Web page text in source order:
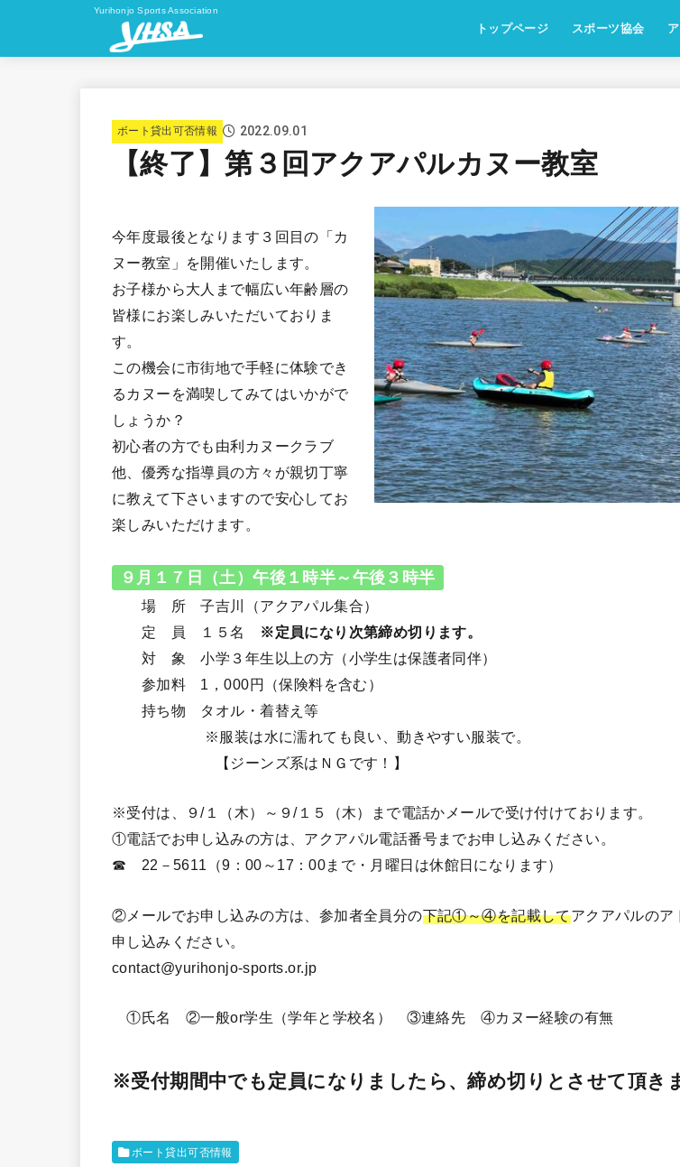
Yurihonjo Sports Association
トップページ スポーツ協会
ボート貸出可否情報 2022.09.01
【終了】第３回アクアパルカヌー教室
今年度最後となります３回目の「カ
ヌー教室」を開催いたします。
お子様から大人まで幅広い年齢層の
皆様にお楽しみいただいておりま
す。
この機会に市街地で手軽に体験でき
るカヌーを満喫してみてはいかがで
しょうか？
初心者の方でも由利カヌークラブ
他、優秀な指導員の方々が親切丁寧
に教えて下さいますので安心してお
楽しみいただけます。
９月１７日（土）午後１時半～午後３時半
場 所 子吉川（アクアパル集合）
定 員 １５名
※定員になり次第締め切ります。
対 象 小学３年生以上の方（小学生は保護者同伴）
参加料 1，000円（保険料を含む）
持ち物 タオル・着替え等
※服装は水に濡れても良い、動きやすい服装で。
【ジーンズ系はＮＧです！】
※受付は、９/１（木）～９/１５（木）まで電話かメールで受け付けております。
①電話でお申し込みの方は、アクアパル電話番号までお申し込み
☎ 22－5611（9：00～17：00まで・月曜日は休館日になります）
②メールでお申し込みの方は、参加者全員分の下記①～④を記載してアクアパルのア
申し込みください
contact@yurihonjo-sports.or.jp
①氏名 ②一般or学生（学年と学校名） ③連絡先 ④カヌー経験の有無
※受付期間中でも定員になりましたら、締め切りとさせて頂き
ボート貸出可否情報